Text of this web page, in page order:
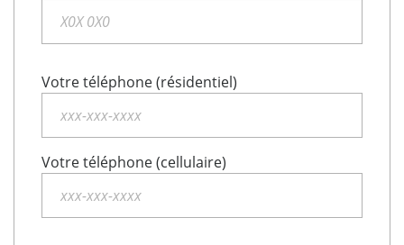
Votre téléphone (résidentiel)
Votre téléphone (cellulaire)